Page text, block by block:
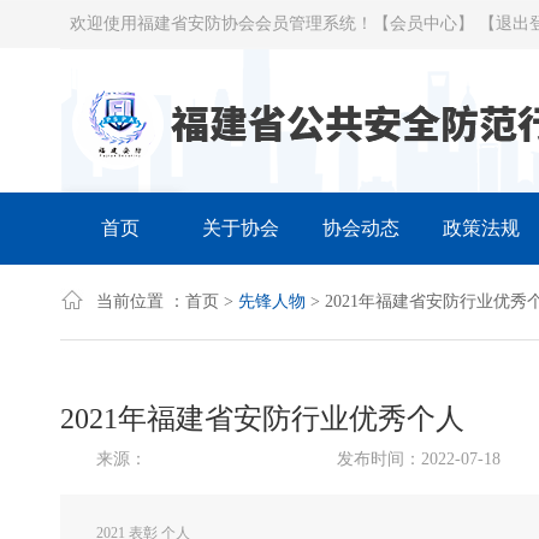
欢迎使用福建省安防协会会员管理系统！ 【会员中心】 【退出
首页 关于协会 协会动态 政策法规
当前位置 ： 首页 > 先锋人物 > 2021年福建省安防行业优秀
2021年福建省安防行业优秀个人
来源： 发布时间：2022-07-18
2021 表彰 个人